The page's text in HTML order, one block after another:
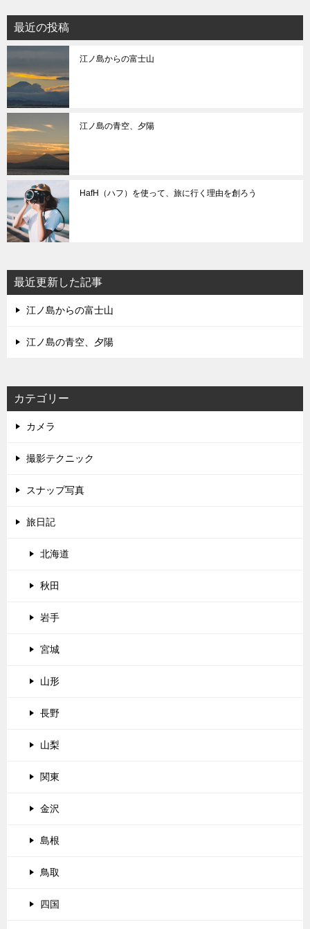
ョ
ン
最近の投稿
江ノ島からの富士山
江ノ島の青空、夕陽
HafH（ハフ）を使って、旅に行く理由を創ろう
最近更新した記事
江ノ島からの富士山
江ノ島の青空、夕陽
カテゴリー
カメラ
撮影テクニック
スナップ写真
旅日記
北海道
秋田
岩手
宮城
山形
長野
山梨
関東
金沢
島根
鳥取
四国